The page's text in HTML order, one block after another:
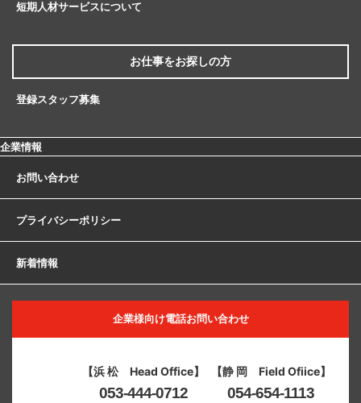
短期人材サービスについて
お仕事をお探しの方
登録スタッフ募集
企業情報
お問い合わせ
プライバシーポリシー
新着情報
企業様向け電話お問い合わせ
【浜 松 Head Office】
053-444-0712
【静 岡 Field Ofiice】
054-654-1113